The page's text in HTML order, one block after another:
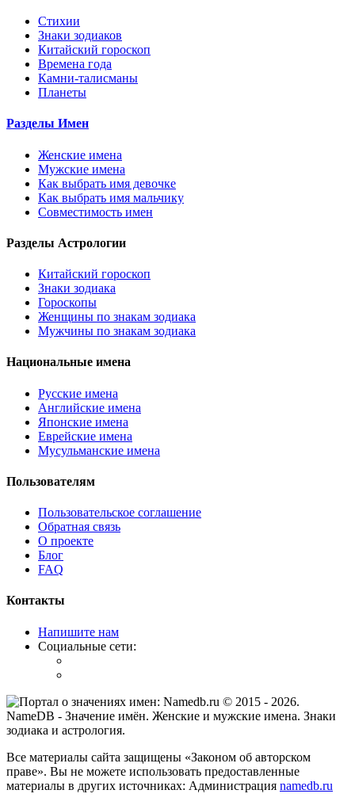
Стихии
Знаки зодиаков
Китайский гороскоп
Времена года
Камни-талисманы
Планеты
Разделы Имен
Женские имена
Мужские имена
Как выбрать имя девочке
Как выбрать имя мальчику
Совместимость имен
Разделы Астрологии
Китайский гороскоп
Знаки зодиака
Гороскопы
Женщины по знакам зодиака
Мужчины по знакам зодиака
Национальные имена
Русские имена
Английские имена
Японские имена
Еврейские имена
Мусульманские имена
Пользователям
Пользовательское соглашение
Обратная связь
О проекте
Блог
FAQ
Контакты
Напишите нам
Социальные сети:
© 2015 - 2026.
NameDB - Значение имён. Женские и мужские имена. Знаки
зодиака и астрология.
Все материалы сайта защищены «Законом об авторском
праве». Вы не можете использовать предоставленные
материалы в других источниках: Администрация namedb.ru